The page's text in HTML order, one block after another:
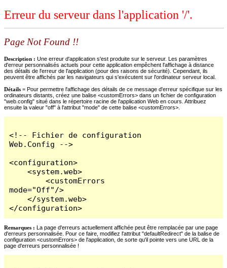
Erreur du serveur dans l'application '/'.
Page Not Found !!
Description : Une erreur d'application s'est produite sur le serveur. Les paramètres
d'erreur personnalisés actuels pour cette application empêchent l'affichage à distance
des détails de l'erreur de l'application (pour des raisons de sécurité). Cependant, ils
peuvent être affichés par les navigateurs qui s'exécutent sur l'ordinateur serveur local.
Détails = Pour permettre l'affichage des détails de ce message d'erreur spécifique sur les
ordinateurs distants, créez une balise <customErrors> dans un fichier de configuration
"web.config" situé dans le répertoire racine de l'application Web en cours. Attribuez
ensuite la valeur "off" à l'attribut "mode" de cette balise <customErrors>.
<!-- Fichier de configuration
Web.Config -->
<configuration>
    <system.web>
        <customErrors
mode="Off"/>
    </system.web>
</configuration>
Remarques : La page d'erreurs actuellement affichée peut être remplacée par une page
d'erreurs personnalisée. Pour ce faire, modifiez l'attribut "defaultRedirect" de la balise de
configuration <customErrors> de l'application, de sorte qu'il pointe vers une URL de la
page d'erreurs personnalisée !